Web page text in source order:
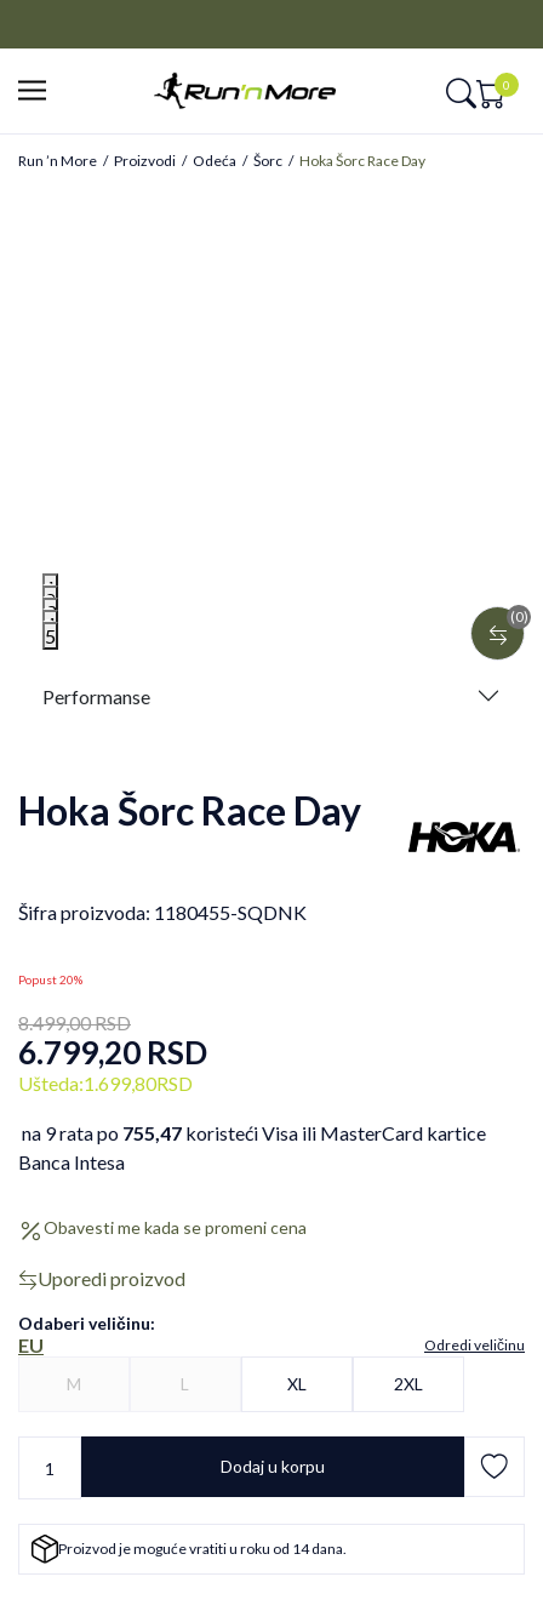
0
Run ’n More Proizvodi Odeća Šorc Hoka Šorc Race Day
(0)
1
2
3
4
5
Performanse
Hoka Šorc Race Day
Šifra proizvoda: 1180455-SQDNK
Popust 20%
8.499,00RSD
6.799,20 RSD
Ušteda:1.699,80RSD
na 9 rata po 755,47 koristeći Visa ili MasterCard kartice
Banca Intesa
Obavesti me kada se promeni cena
Uporedi proizvod
Odaberi veličinu:
EU Odredi veličinu
M L XL 2XL
Dodaj u korpu
Proizvod je moguće vratiti u roku od 14 dana.